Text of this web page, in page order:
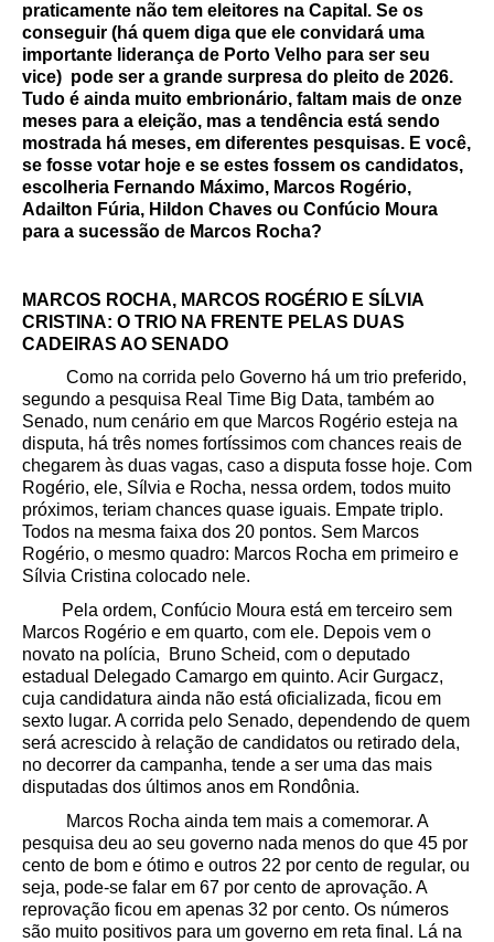
praticamente não tem eleitores na Capital. Se os
conseguir (há quem diga que ele convidará uma
importante liderança de Porto Velho para ser seu
vice) pode ser a grande surpresa do pleito de 2026.
Tudo é ainda muito embrionário, faltam mais de onze
meses para a eleição, mas a tendência está sendo
mostrada há meses, em diferentes pesquisas. E você,
se fosse votar hoje e se estes fossem os candidatos,
escolheria Fernando Máximo, Marcos Rogério,
Adailton Fúria, Hildon Chaves ou Confúcio Moura
para a sucessão de Marcos Rocha?
MARCOS ROCHA, MARCOS ROGÉRIO E SÍLVIA
CRISTINA: O TRIO NA FRENTE PELAS DUAS
CADEIRAS AO SENADO
Como na corrida pelo Governo há um trio preferido,
segundo a pesquisa Real Time Big Data, também ao
Senado, num cenário em que Marcos Rogério esteja na
disputa, há três nomes fortíssimos com chances reais de
chegarem às duas vagas, caso a disputa fosse hoje. Com
Rogério, ele, Sílvia e Rocha, nessa ordem, todos muito
próximos, teriam chances quase iguais. Empate triplo.
Todos na mesma faixa dos 20 pontos. Sem Marcos
Rogério, o mesmo quadro: Marcos Rocha em primeiro e
Sílvia Cristina colocado nele.
Pela ordem, Confúcio Moura está em terceiro sem
Marcos Rogério e em quarto, com ele. Depois vem o
novato na polícia, Bruno Scheid, com o deputado
estadual Delegado Camargo em quinto. Acir Gurgacz,
cuja candidatura ainda não está oficializada, ficou em
sexto lugar. A corrida pelo Senado, dependendo de quem
será acrescido à relação de candidatos ou retirado dela,
no decorrer da campanha, tende a ser uma das mais
disputadas dos últimos anos em Rondônia.
Marcos Rocha ainda tem mais a comemorar. A
pesquisa deu ao seu governo nada menos do que 45 por
cento de bom e ótimo e outros 22 por cento de regular, ou
seja, pode-se falar em 67 por cento de aprovação. A
reprovação ficou em apenas 32 por cento. Os números
são muito positivos para um governo em reta final. Lá na